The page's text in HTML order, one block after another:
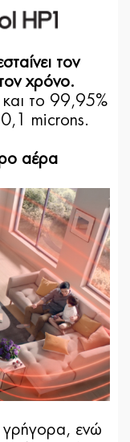
τον
χρόνο.
και το 99,95%
0,1 microns.
αέρα
γρήγορα, ενώ